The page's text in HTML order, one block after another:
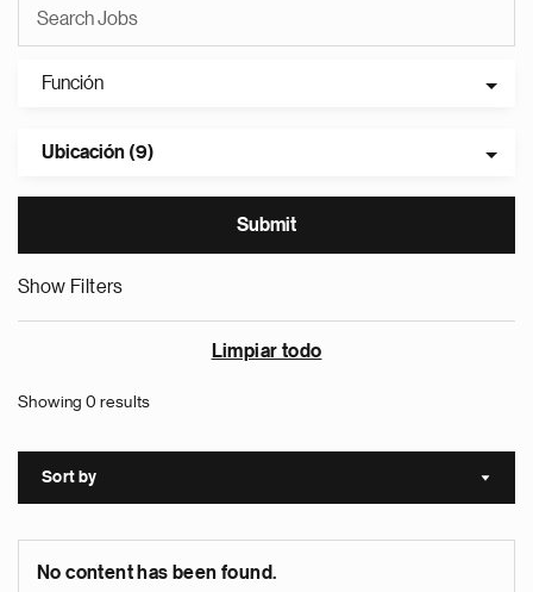
Función
Ubicación (9)
Show Filters
Limpiar todo
Showing 0 results
Sort by Sort
No content has been found.